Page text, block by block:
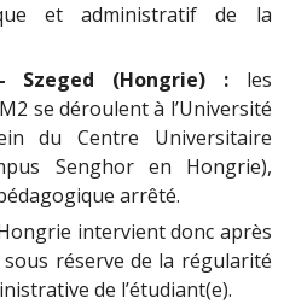
et administratif de la
Szeged (Hongrie) :les
se déroulent à l’Université
du Centre Universitaire
Senghor en Hongrie),
arrêté.
intervient donc après
réserve de la régularité
de l’étudiant(e).